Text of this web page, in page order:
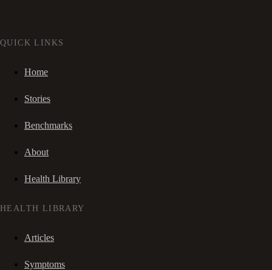
QUICK LINKS
Home
Stories
Benchmarks
About
Health Library
HEALTH LIBRARY
Articles
Symptoms